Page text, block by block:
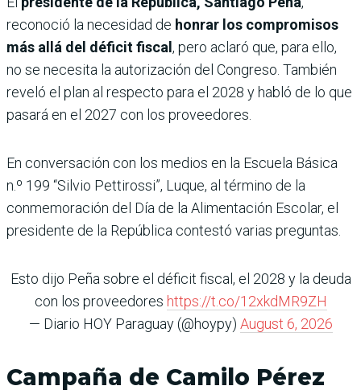
reconoció la necesidad de honrar los compromisos
más allá del déficit fiscal , pero aclaró que, para ello,
no se necesita la autorización del Congreso. También
reveló el plan al respecto para el 2028 y habló de lo que
pasará en el 2027 con los proveedores.
En conversación con los medios en la Escuela Básica
n.º 199 “Silvio Pettirossi”, Luque, al término de la
conmemoración del Día de la Alimentación Escolar, el
presidente de la República contestó varias preguntas.
Esto dijo Peña sobre el déficit fiscal, el 2028 y la deuda
con los proveedores https://t.co/12xkdMR9ZH
— Diario HOY Paraguay (@hoypy) August 6, 2026
Campaña de Camilo Pérez